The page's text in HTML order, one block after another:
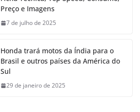
Preço e Imagens
7 de julho de 2025
Honda trará motos da Índia para o
Brasil e outros países da América do
Sul
29 de janeiro de 2025